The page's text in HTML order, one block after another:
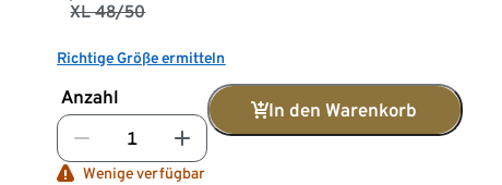
XL 48/50
Richtige Größe ermitteln
Anzahl
In den Warenkorb
Wenige verfügbar